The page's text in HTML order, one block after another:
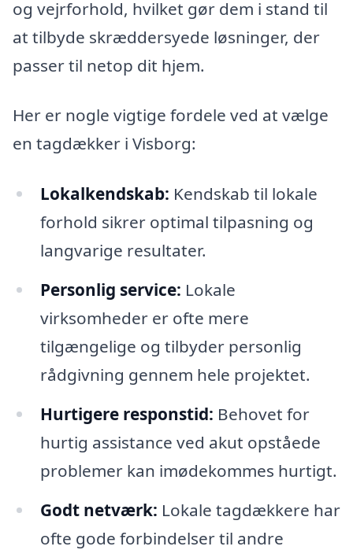
og vejrforhold, hvilket gør dem i stand til
at tilbyde skræddersyede løsninger, der
passer til netop dit hjem.
Her er nogle vigtige fordele ved at vælge
en tagdækker i Visborg:
Lokalkendskab: Kendskab til lokale
forhold sikrer optimal tilpasning og
langvarige resultater.
Personlig service: Lokale
virksomheder er ofte mere
tilgængelige og tilbyder personlig
rådgivning gennem hele projektet.
Hurtigere responstid: Behovet for
hurtig assistance ved akut opståede
problemer kan imødekommes hurtigt.
Godt netværk: Lokale tagdækkere har
ofte gode forbindelser til andre